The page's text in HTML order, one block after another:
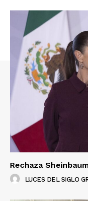
Rechaza
LUCES DEL SIGLO